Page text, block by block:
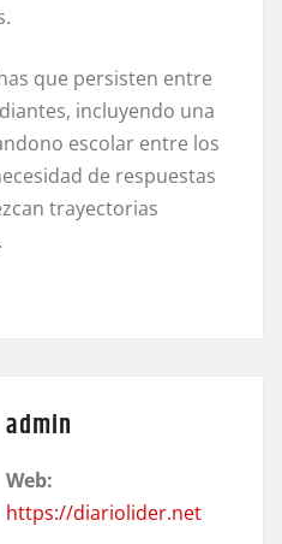
que persisten entre
incluyendo una
escolar entre los
de respuestas
trayectorias
admin
Web:
https://diariolider.net